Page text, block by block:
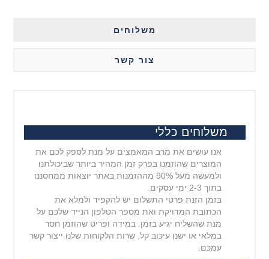
משלוחים
צור קשר
משלוחים כללי
אנו עושים את מרב המאמצים על מנת לספק לכם את
המוצרים שהוזמנו בפרק זמן המהיר ביותר שביכולתנו
ולמעשה מעל 90% מההזמנות באתר יוצאות ממחסננו
בתוך 2-3 ימי עסקים.
בזמן הזנת פרטי התשלום יש להקפיד ולמלא את
הכתובת המדויקת ואת מספר הטלפון הנייד שלכם על
מנת שהשליח יגיע בזמן. במידה ופריט שהוזמן חסר
במלאי או ישנו עיכוב קל, שרות הלקוחות שלנו ייצור קשר
עמכם.